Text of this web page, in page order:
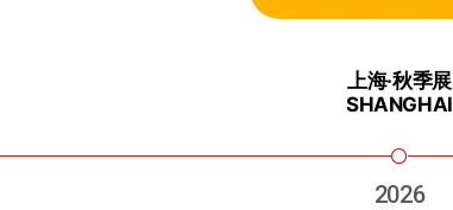
上海·秋季展
SHANGHAI
2026